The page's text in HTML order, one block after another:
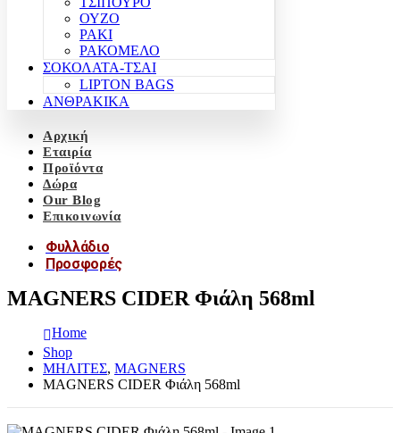
ΟΥΖΟ
ΡΑΚΙ
ΡΑΚΟΜΕΛΟ
ΣΟΚΟΛΑΤΑ-ΤΣΑΙ
LIPTON BAGS
ΑΝΘΡΑΚΙΚΑ
Αρχική
Εταιρία
Προϊόντα
Δώρα
Our Blog
Επικοινωνία
Φυλλάδιο
Προσφορές
MAGNERS CIDER Φιάλη 568ml
Home
Shop
ΜΗΛΙΤΕΣ, MAGNERS
MAGNERS CIDER Φιάλη 568ml